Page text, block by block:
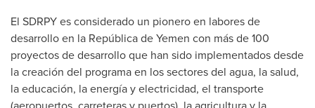
El SDRPY es considerado un pionero en labores de
desarrollo en la República deYemen con más de 100
proyectos de desarrollo que han sido implementados desde
la creación del programa en los sectores del agua, la salud,
la educación, la energía y electricidad, el transporte